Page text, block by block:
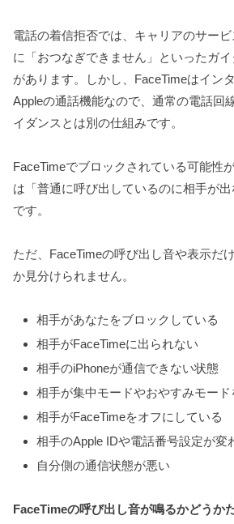
電話の着信拒否では、キャリアのサー
に「おつなぎできません」といったガ
があります。しかし、FaceTimeはイン
Appleの通話機能なので、通常の電話回
イダンスとは別の仕組みです。
FaceTimeでブロックされている可能性
は「普通に呼び出しているのに相手が
です。
ただ、FaceTimeの呼び出し音や表示だ
か見分けられません。
相手があなたをブロックしている
相手がFaceTimeに出られない
相手のiPhoneが通信できない状態
相手が集中モードやおやすみモード
相手がFaceTimeをオフにしている
相手のApple IDや電話番号設定が変
自分側の通信状態が悪い
FaceTimeの呼び出し音が鳴るかどうか